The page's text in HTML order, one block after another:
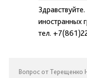
иностранных
тел.
Вопрос от Терещенко